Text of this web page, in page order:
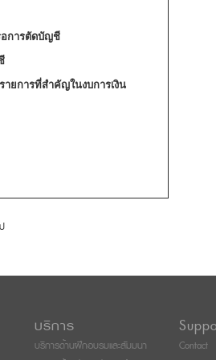
อการตัดบัญชี
ยการที่สำคัญในงบการเงิน
บริการ
บริการด้านฝึกอบรมและสัมมนา
Contact